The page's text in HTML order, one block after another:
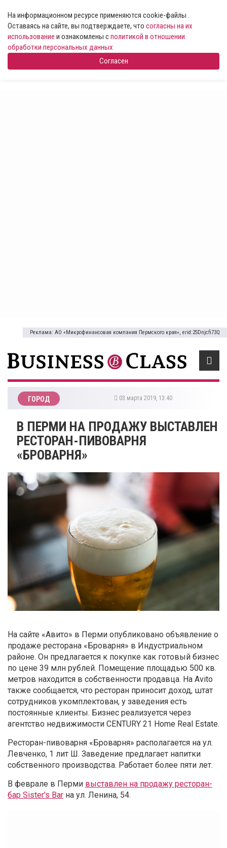
На информационном ресурсе применяются cookie-файлы .
Оставаясь на сайте, вы подтверждаете, что согласны на их
использование и ознакомлены сполитикой в отношении
обработки персональных данных
Согласен
Реклама: АО «Микрофинансовая компания Пермского края», erid:2SDnjcfi73Q
ГОРОД 03 марта 2019, 13:40
В ПЕРМИ НА ПРОДАЖУ ВЫСТАВЛЕН
РЕСТОРАН-ПИВОВАРНЯ
«БРОВАРНЯ»
На сайте «Авито» в Перми опубликовано объявление о
продаже ресторана «Броварня» в Индустриальном
районе. Он предлагается к покупке как готовый бизнес
по цене 39 млн рублей. Помещение площадью 500 кв.
метров находится в собственности продавца. На Avito
также сообщается, что ресторан приносит доход, штат
сотрудников укомплектован, у заведения есть
постоянные клиенты. Бизнес реализуется через
агентство недвижимости CENTURY 21 Home Real Estate.
Ресторан-пивоварня «Броварня» располагается на ул.
Левченко, 1 лит Ш. Заведение предлагает напитки
собственного производства. Работает более пяти лет.
В феврале в Перми выставлен на продажу ресторан-
бар Sister's Bar на ул. Ленина, 54.